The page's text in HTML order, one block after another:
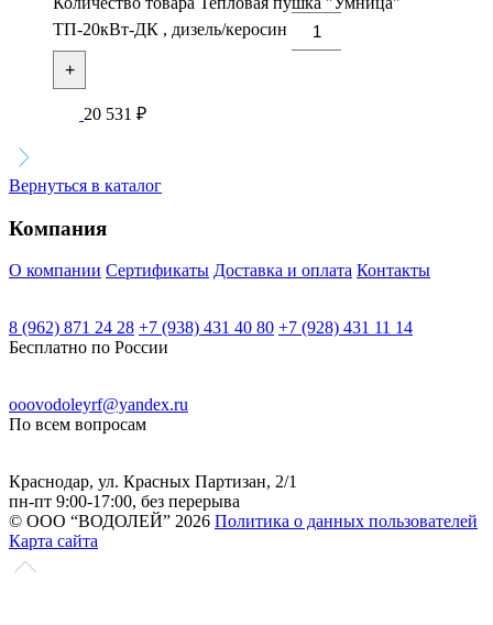
ТП-20кВт-ДК , дизель/керосин
+
20 531 ₽
Вернуться в каталог
Компания
О компании Сертификаты Доставка и оплата Контакты
8 (962) 871 24 28 +7 (938) 431 40 80 +7 (928) 431 11 14
Бесплатно по России
ooovodoleyrf@yandex.ru
По всем вопросам
Краснодар, ул. Красных Партизан, 2/1
пн-пт 9:00-17:00, без перерыва
© ООО “ВОДОЛЕЙ” 2026 Политика о данных пользователей
Карта сайта